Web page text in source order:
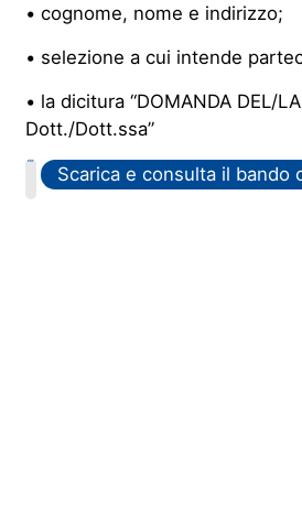
• cognome, nome e indirizzo;
• selezione a cui intende
• la dicitura “DOMANDA DEL/
Dott./Dott.ssa”
PDF
Scarica e consulta il bando